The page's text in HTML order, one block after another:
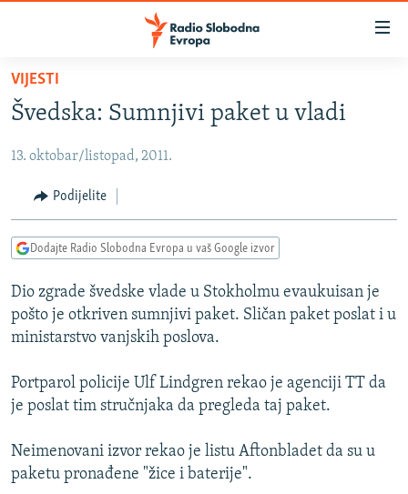
Pređite
na
glavni
Pređite
Pređite
pretragu
VIJESTI
BOSNA I HERCEGOVINA
SRBIJA
KOSOVO
VIZUELNO
VIDEO
FOTOGALERIJE
PODCASTI
RAT U UKRAJINI
RSE PRIČE IZ SVIJETA
DNEVNO@RSE
VIJESTI
Švedska: Sumnjivi paket u vladi
13. oktobar/listopad, 2011.
Podijelite
Dodajte Radio Slobodna Evropa u vaš Google izvor
Dio zgrade švedske vlade u Stokholmu evaukuisan je
pošto je otkriven sumnjivi paket. Sličan paket poslat i u
ministarstvo vanjskih poslova.
Portparol policije Ulf Lindgren rekao je agenciji TT da
je poslat tim stručnjaka da pregleda taj paket.
Neimenovani izvor rekao je listu Aftonbladet da su u
paketu pronađene "žice i baterije".